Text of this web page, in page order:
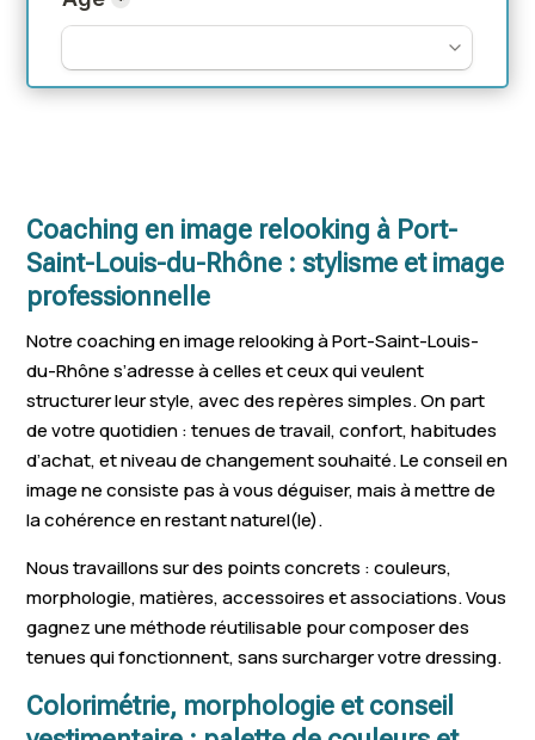
Coaching en image relooking à Port-
Saint-Louis-du-Rhône : stylisme et image
professionnelle
Notre coaching en image relooking à Port-Saint-Louis-
du-Rhône s’adresse à celles et ceux qui veulent
structurer leur style, avec des repères simples. On part
de votre quotidien : tenues de travail, confort, habitudes
d’achat, et niveau de changement souhaité. Le conseil en
image ne consiste pas à vous déguiser, mais à mettre de
la cohérence en restant naturel(le).
Nous travaillons sur des points concrets : couleurs,
morphologie, matières, accessoires et associations. Vous
gagnez une méthode réutilisable pour composer des
tenues qui fonctionnent, sans surcharger votre dressing.
Colorimétrie, morphologie et conseil